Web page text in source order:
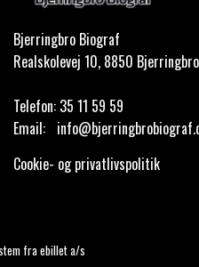
Bjerringbro Biograf
Realskolevej 10, 8850 Bjerringbro
Telefon: 35 11 59 59
Email:
Cookie- og privatlivspolitik
fra ebillet a/s